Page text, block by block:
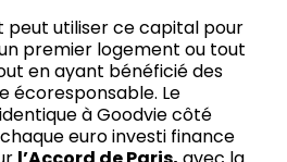
peut utiliser ce capital pour
premier logement ou tout
en ayant bénéficié des
écoresponsable. Le
à Goodvie côté
euro investi finance